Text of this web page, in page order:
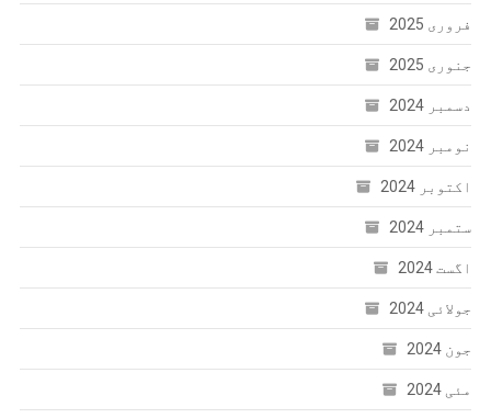
فروری 2025
جنوری 2025
دسمبر 2024
نومبر 2024
اکتوبر 2024
ستمبر 2024
اگست 2024
جولائی 2024
جون 2024
مئی 2024